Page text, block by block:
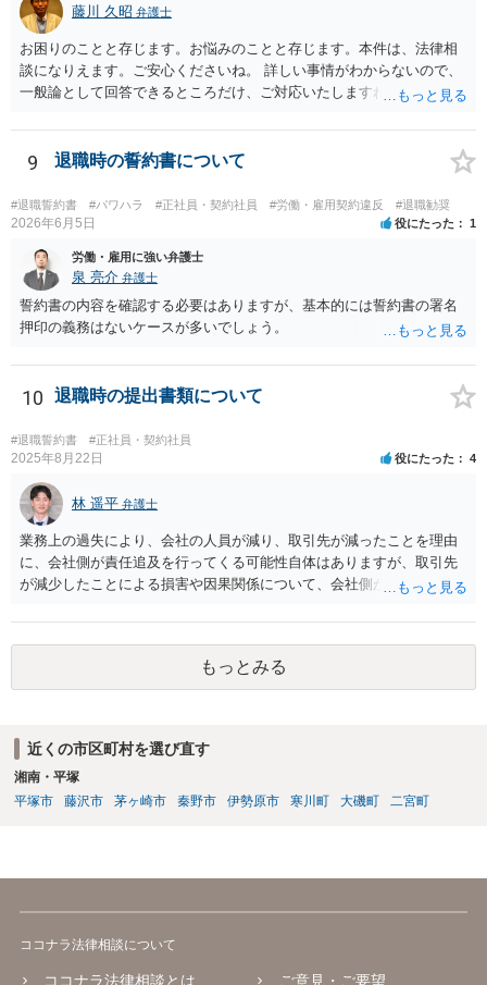
藤川 久昭 弁護士
お困りのことと存じます。お悩みのことと存じます。本件は、法律相
談になりえます。ご安心くださいね。 詳しい事情がわからないので、
一般論として回答できるところだけ、ご対応いたしますね。 １ 期間
です（もめますので避けたいところですが）。 ２ 期間雇用の場合は
「やむをえない事由」が必要です。なければ損害賠償の対象となりえ
ます。ただ、実際は即時退職も不可能ではないです（同じく、もめる
ので避けたいところですが・・・）。 ３ 職場のパワーハラスメント
とは、同じ職場で働く者に対し、職務上の地位や人間関係などの職場
痛を与える又は職場環境を悪化させる行為をいいます。本件の言動
が、これらに該当するかどうか、証拠に基づいて、子細な分析と慎重
な対応が必要です。客観的証拠が不可欠です。 ４ 退職後の競業避止
義務については、合意についてすべての効力が発生するわけではない
の自由及び顧客の選択の自由を奪うものであるから、全てを有効と解
トでのやりとりだけでは、正確な回答が難しい案件です。本件は、法
的に正確に分析すべき事案です。素人判断は大いに危険です。 法的責
任をきちんと追及されたい場合には、労働法にかなり詳しく、上記に
関係した法理等にも通じた弁護士等に相談し、法的に正確に分析して
もらい、今後の対応を検討するべきです。弁護士への直接相談が良い
と思います。なぜならば、法的にきちんと解明するために、良い知恵
を得るには必要だからです。良い解決になりますよう祈念しておりま
す。納得のいかないことは徹底的に解明しましょう！ 頑張って下さ
9 退職時の誓約書について
#退職誓約書 #パワハラ #正社員・契約社員 #労働・雇用契約違反 #退職勧奨
2026年6月5日 役にたった 1
労働・雇用に強い弁護士
泉 亮介 弁護士
誓約書の内容を確認する必要はありますが、基本的には誓約書の署名
押印の義務はないケースが多いでしょう。
10 退職時の提出書類について
#退職誓約書 #正社員・契約社員
2025年8月22日 役にたった 4
林 遥平 弁護士
業務上の過失により、会社の人員が減り、取引先が減ったことを理由
に、会社側が責任追及を行ってくる可能性自体はありますが、取引先
が減少したことによる損害や因果関係について、会社側が立証する義
高いです。 誓約書に、「何かあれば損害賠償をします」という文言が
あると、賠償責任についての会社側の立証のハードルは下がるので、
署名すべきではないということになります。
もっとみる
近くの市区町村を選び直す
湘南・平塚
平塚市
藤沢市 茅ヶ崎市 秦野市 伊勢原市 寒川町 大磯町 二宮町
ココナラ法律相談について
ココナラ法律相談とは ご意見・ご要望